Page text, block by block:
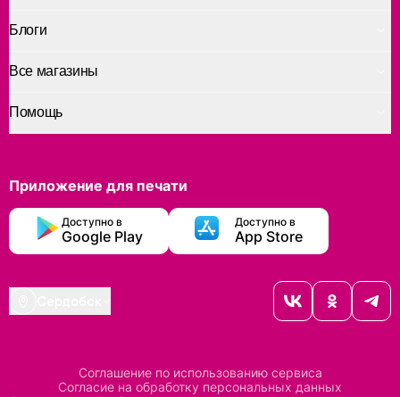
Помощь
Блоги
Все магазины
Приложение для печати
Доступно в
Google Play
Доступно в
App Store
Соглашение по использованию сервиса
Согласие на обработку персональных данных